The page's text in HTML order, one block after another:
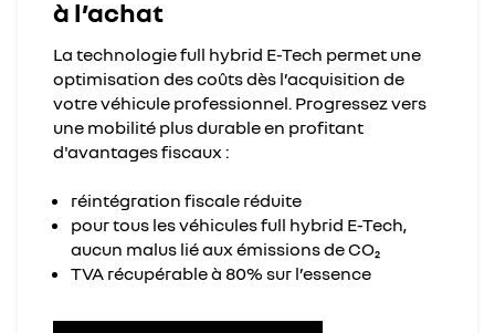
à l’achat
La technologie full hybrid E-Tech permet une
optimisation des coûts dès l’acquisition de
votre véhicule professionnel. Progressez vers
une mobilité plus durable en profitant
d'avantages fiscaux :
réintégration fiscale réduite
pour tous les véhicules full hybrid E-Tech,
aucun malus lié aux émissions de CO₂
TVA récupérable à 80% sur l’essence